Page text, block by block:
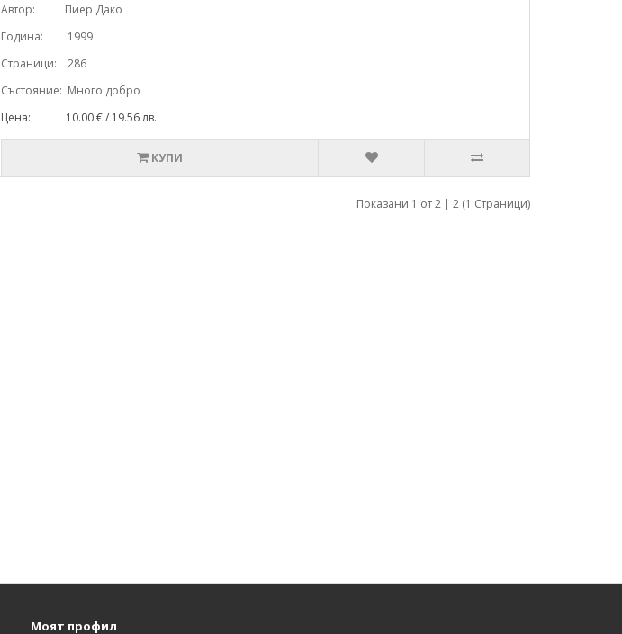
Автор: Пиер Дако
Година: 1999
Страници: 286
Състояние: Много добро
Цена: 10.00 € / 19.56 лв.
КУПИ
Показани 1 от 2 | 2 (1 Страници)
Моят профил